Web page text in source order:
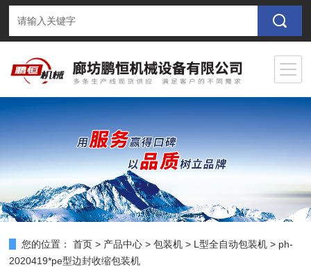
您的位置： 首页 > 产品中心 >包装机 > L型全自动包装机 > ph-
2020419*pe型边封收缩包装机